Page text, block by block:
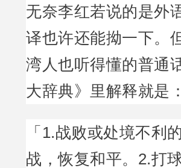
无奈李红若说的是外
译也许还能拗一下。
湾人也听得懂的普通
大辞典》里解释就是：
「1.战败或处境不利
战，恢复和平。2.打